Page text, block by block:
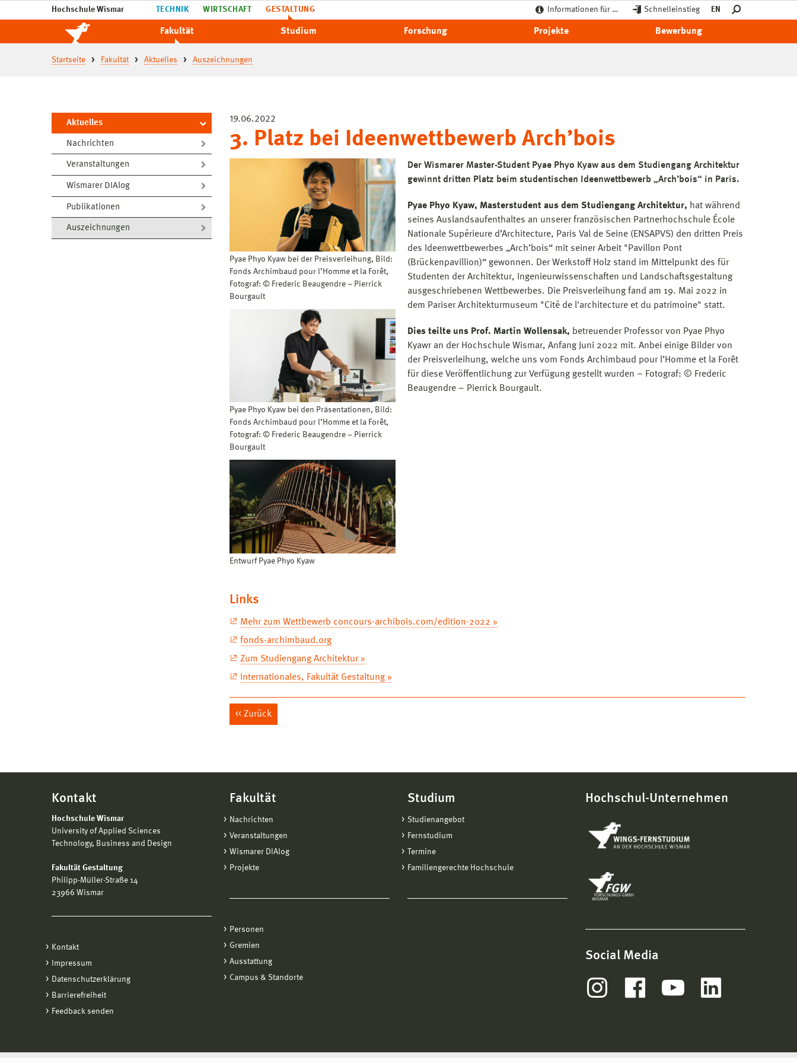
Hochschule Wismar TECHNIK WIRTSCHAFT GESTALTUNG Informationen für … Schnelleinstieg EN
Fakultät Studium Forschung Projekte Bewerbung
Startseite Fakultät Aktuelles Auszeichnungen
Aktuelles
Nachrichten
Veranstaltungen
Wismarer DIAlog
Publikationen
Auszeichnungen
19.06.2022
3. Platz bei Ideenwettbewerb Arch’bois
Pyae Phyo Kyaw bei der Preisverleihung, Bild:
Fonds Archimbaud pour l’Homme et la Forêt,
Fotograf: © Frederic Beaugendre – Pierrick
Bourgault
Pyae Phyo Kyaw bei den Präsentationen, Bild:
Fonds Archimbaud pour l’Homme et la Forêt,
Fotograf: © Frederic Beaugendre – Pierrick
Bourgault
Entwurf Pyae Phyo Kyaw
Der Wismarer Master-Student Pyae Phyo Kyaw aus dem Studiengang Architektur
gewinnt dritten Platz beim studentischen Ideenwettbewerb „Arch’bois“ in Paris.
Pyae Phyo Kyaw, Masterstudent aus dem Studiengang Architektur, hat während
seines Auslandsaufenthaltes an unserer französischen Partnerhochschule École
Nationale Supérieure d’Architecture, Paris Val de Seine (ENSAPVS) den dritten Preis
des Ideenwettbewerbes „Arch’bois“ mit seiner Arbeit "Pavillon Pont
(Brückenpavillion)“ gewonnen. Der Werkstoff Holz stand im Mittelpunkt des für
Studenten der Architektur, Ingenieurwissenschaften und Landschaftsgestaltung
ausgeschriebenen Wettbewerbes. Die Preisverleihung fand am 19. Mai 2022 in
dem Pariser Architekturmuseum "Cité de l'architecture et du patrimoine" statt.
Dies teilte uns Prof. Martin Wollensak, betreuender Professor von Pyae Phyo
Kyawr an der Hochschule Wismar, Anfang Juni 2022 mit. Anbei einige Bilder von
der Preisverleihung, welche uns vom Fonds Archimbaud pour l’Homme et la Forêt
für diese Veröffentlichung zur Verfügung gestellt wurden – Fotograf: © Frederic
Beaugendre – Pierrick Bourgault.
Links
Mehr zum Wettbewerb concours-archibois.com/edition-2022 »
fonds-archimbaud.org
Zum Studiengang Architektur »
Internationales, Fakultät Gestaltung »
Zurück
Kontakt
Hochschule Wismar
University of Applied Sciences
Technology, Business and Design
Fakultät Gestaltung
Philipp-Müller-Straße 14
23966 Wismar
Kontakt
Impressum
Datenschutzerklärung
Barrierefreiheit
Feedback senden
Fakultät
Nachrichten
Veranstaltungen
Wismarer DIAlog
Projekte
Personen
Gremien
Ausstattung
Campus & Standorte
Studium
Studienangebot
Fernstudium
Termine
Familiengerechte Hochschule
Hochschul-Unternehmen
Social Media